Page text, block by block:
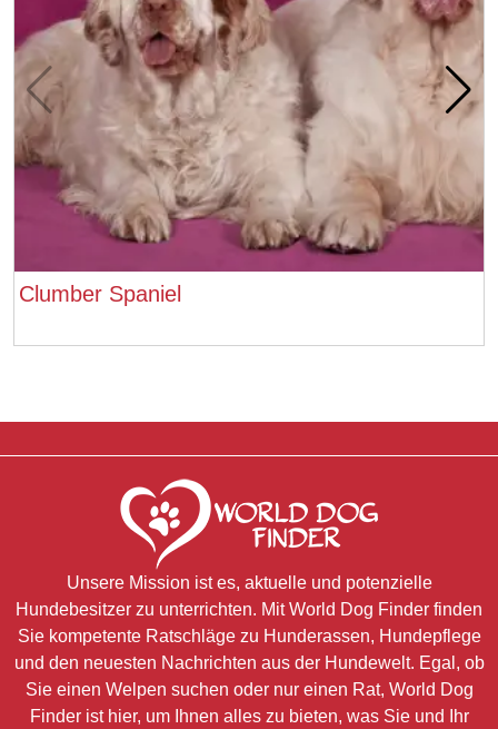
Clumber Spaniel
Unsere Mission ist es, aktuelle und potenzielle
Hundebesitzer zu unterrichten. Mit World Dog Finder finden
Sie kompetente Ratschläge zu Hunderassen, Hundepflege
und den neuesten Nachrichten aus der Hundewelt. Egal, ob
Sie einen Welpen suchen oder nur einen Rat, World Dog
Finder ist hier, um Ihnen alles zu bieten, was Sie und Ihr